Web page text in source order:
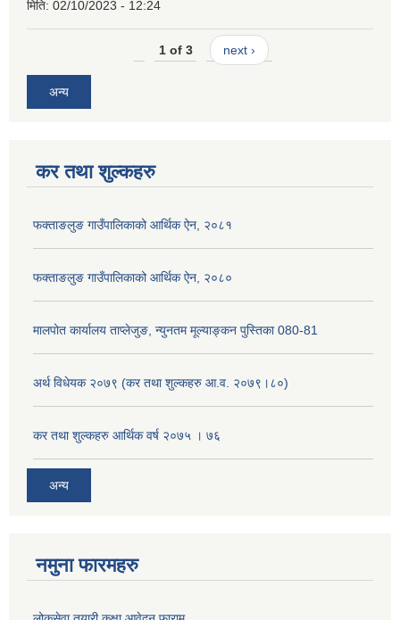
मिति: 02/10/2023 - 12:24
1 of 3 next ›
अन्य
कर तथा शुल्कहरु
फक्ताङलुङ गाउँपालिकाको आर्थिक ऐन, २०८१
फक्ताङलुङ गाउँपालिकाको आर्थिक ऐन, २०८०
मालपोत कार्यालय ताप्लेजुङ, न्युनतम मूल्याङ्कन पुस्तिका 080-81
अर्थ विधेयक २०७९ (कर तथा शुल्कहरु आ.व. २०७९।८०)
कर तथा शुल्कहरु आर्थिक वर्ष २०७५ । ७६
अन्य
नमुना फारमहरु